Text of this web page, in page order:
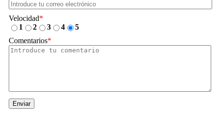
Velocidad*
1
2 3 4
5
Comentarios*
Enviar